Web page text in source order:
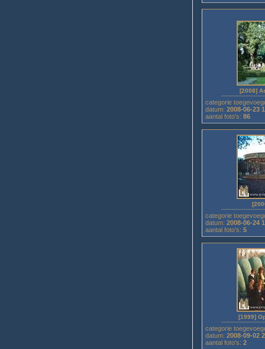
[2008]
categorie
datum: 2008-06-23
aantal foto's: 86
categorie
datum: 2008-06-24
aantal foto's: 5
[1999]
categorie
datum: 2008-09-02
aantal foto's: 2